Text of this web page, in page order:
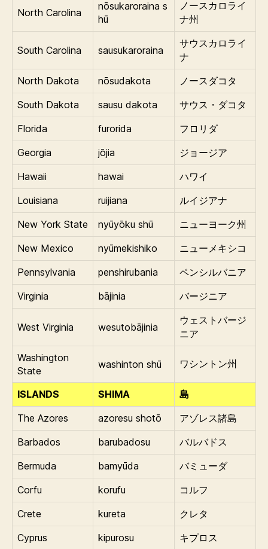
North Carolina
nōsukaroraina s
hū
ノースカロライ
ナ州
South Carolina sausukaroraina
サウスカロライ
ナ
North Dakota nōsudakota ノースダコタ
South Dakota sausu dakota サウス・ダコタ
Florida furorida フロリダ
Georgia jōjia ジョージア
Hawaii hawai ハワイ
Louisiana ruijiana ルイジアナ
New York State nyūyōku shū ニューヨーク州
New Mexico nyūmekishiko ニューメキシコ
Pennsylvania penshirubania ペンシルバニア
Virginia bājinia バージニア
West Virginia wesutobājinia
ウェストバージ
ニア
Washington
State
washinton shū ワシントン州
ISLANDS SHIMA 島
The Azores azoresu shotō アゾレス諸島
Barbados barubadosu バルバドス
Bermuda bamyūda バミューダ
Corfu korufu コルフ
Crete kureta クレタ
Cyprus kipurosu キプロス